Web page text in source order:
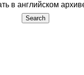
в английском